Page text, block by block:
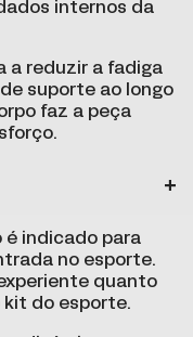
internos da
a reduzir a fadiga
suporte ao longo
faz a peça
é indicado para
no esporte.
quanto
kit do esporte.